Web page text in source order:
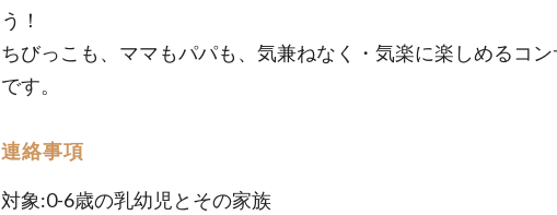
う！
ちびっこも、ママもパパも、気兼ねなく・気楽に楽しめるコ
です。
連絡事項
対象:0-6歳の乳幼児とその家族